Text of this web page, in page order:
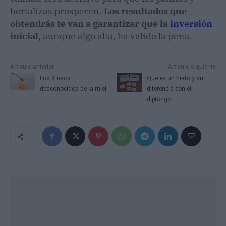
hortalizas prosperen. Los resultados que
obtendrás te van a garantizar que la inversión
inicial, aunque algo alta, ha valido la pena.
Artículo anterior
Los 8 usos
desconocidos de la miel
Artículo siguiente
Qué es un hiato y su
diferencia con el
diptongo